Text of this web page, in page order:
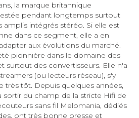
la marque britannique
pendant longtemps surtout
intégrés stéréo. Si elle est
dans ce segment, elle a en
aux évolutions du marché.
pionnière dans le domaine des
surtout des convertisseurs. Elle n'a
(ou lecteurs réseau), s'y
très tôt. Depuis quelques années,
sortir du champ de la stricte Hifi de
sans fil Melomania, dédiés
ont très bonne presse et